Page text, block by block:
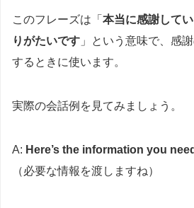
このフレーズは「 本当に感謝して
りがたいです 」という意味で、感
するときに使います。
実際の会話例を見てみましょう。
A: Here’s the information you
（必要な情報を渡しますね）